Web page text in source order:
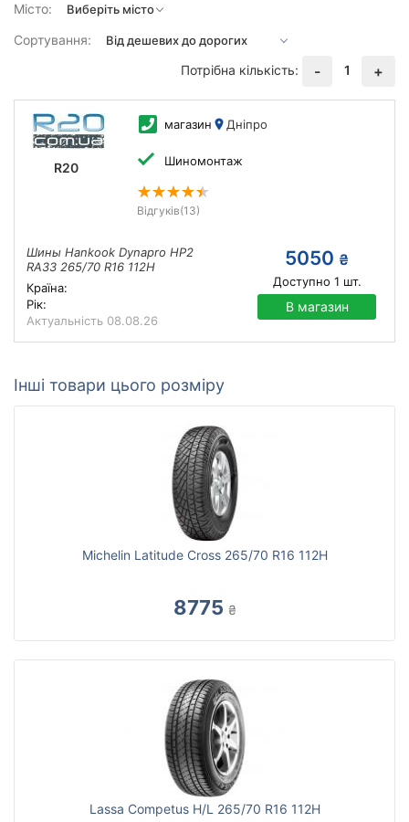
Місто:
Сортування:
Потрібна кількість:
- 1 +
R20
магазин Дніпро
Шиномонтаж
Відгуків(13)
Шины Hankook Dynapro HP2
RA33 265/70 R16 112H
Країна:
Рік:
Актуальність 08.08.26
5050 ₴
Доступно 1 шт.
В магазин
Інші товари цього розміру
Michelin Latitude Cross 265/70 R16 112H
8775 ₴
Lassa Competus H/L 265/70 R16 112H